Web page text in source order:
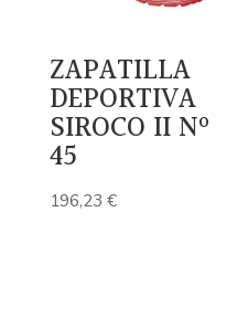
ZAPATILLA
DEPORTIVA
SIROCO II Nº
45
196,23 €